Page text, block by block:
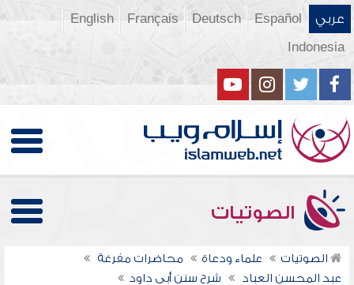
عربي Español
Deutsch
Français
English
Indonesia
الصوتيات
الصوتيات علماء ودعاة
محاضرات مفرغة
عبد المحسن العباد
شرح سنن أبي داود